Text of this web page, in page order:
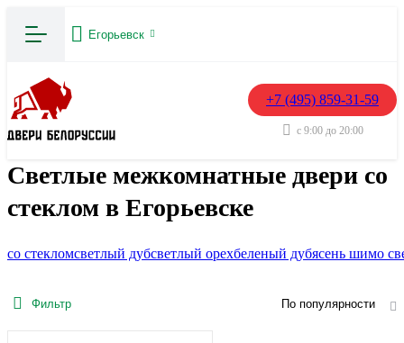
Егорьевск
+7 (495) 859-31-59
с 9:00 до 20:00
Светлые межкомнатные двери со
стеклом в Егорьевске
со стекломсветлый дубсветлый орехбеленый дубясень шимо
Фильтр По популярности